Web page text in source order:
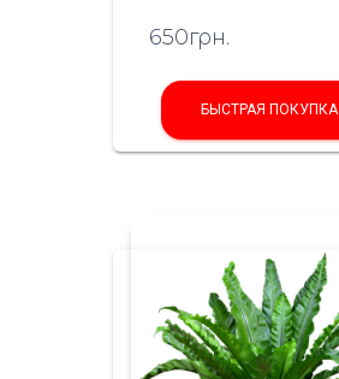
650грн.
БЫСТРАЯ ПОКУПКА